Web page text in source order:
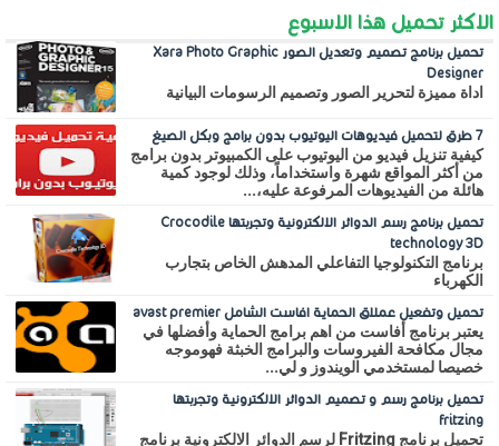
الاكثر تحميل هذا الاسبوع
تحميل برنامج تصميم وتعديل الصور Xara Photo Graphic
Designer
اداة مميزة لتحرير الصور وتصميم الرسومات البيانية
7 طرق لتحميل فيديوهات اليوتيوب بدون برامج وبكل الصيغ
كيفية تنزيل فيديو من اليوتيوب على الكمبيوتر بدون برامج
من أكثر المواقع شهرة واستخداماً، وذلك لوجود كمية
هائلة من الفيديوهات المرفوعة عليه،...
تحميل برنامج رسم الدوائر الالكترونية وتجربتها Crocodile
technology 3D
برنامج التكنولوجيا التفاعلي المدهش الخاص بتجارب
الكهرباء
تحميل وتفعيل عملاق الحماية افاست الشامل avast premier
يعتبر برنامج أفاست من اهم برامج الحماية وأفضلها في
مجال مكافحة الفيروسات والبرامج الخبثة فهوموجه
خصيصا لمستخدمي الويندوز و لي...
تحميل برنامج رسم و تصميم الدوائر الالكترونية وتجربتها
fritzing
تحميل برنامج Fritzing لرسم الدوائر الالكترونية برنامج